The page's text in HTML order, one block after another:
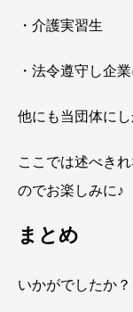
・介護実習生
・法令遵守し企
他にも当団体に
ここでは述べき
のでお楽しみに♪
まとめ
いかがでしたか？